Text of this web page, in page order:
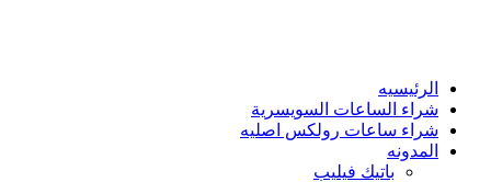
الرئيسيه
شراء الساعات السويسرية
شراء ساعات رولكس اصليه
المدونه
باتيك فيليب